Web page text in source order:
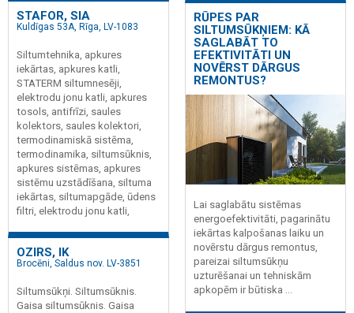
STAFOR, SIA
Kuldīgas 53A, Rīga, LV-1083
Siltumtehnika, apkures
iekārtas, apkures katli,
STATERM siltumnesēji,
elektrodu jonu katli, apkures
tosols, antifrīzi, saules
kolektors, saules kolektori,
termodinamiskā sistēma,
termodinamika, siltumsūknis,
apkures sistēmas, apkures
sistēmu uzstādīšana, siltuma
iekārtas, siltumapgāde, ūdens
filtri, elektrodu jonu katli,
OZIRS, IK
Brocēni, Saldus nov. LV-3851
Siltumsūkņi. Siltumsūknis.
Gaisa siltumsūknis. Gaisa
RŪPES PAR
SILTUMSŪKŅIEM: KĀ
SAGLABĀT TO
EFEKTIVITĀTI UN
NOVĒRST DĀRGUS
REMONTUS?
Lai saglabātu sistēmas
energoefektivitāti, pagarinātu
iekārtas kalpošanas laiku un
novērstu dārgus remontus,
pareizai siltumsūkņu
uzturēšanai un tehniskām
apkopēm ir būtiska ...